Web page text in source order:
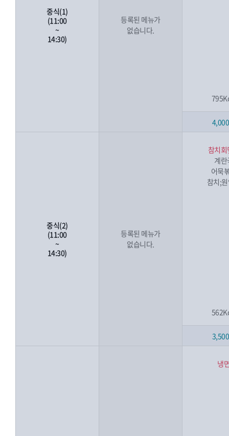
중식(1)
(11:00
~
14:30)
등록된 메뉴가
없습니다.
중식(2)
(11:00
~
14:30)
등록된 메뉴가
없습니다.
참치
계란
어묵
참치;
냉